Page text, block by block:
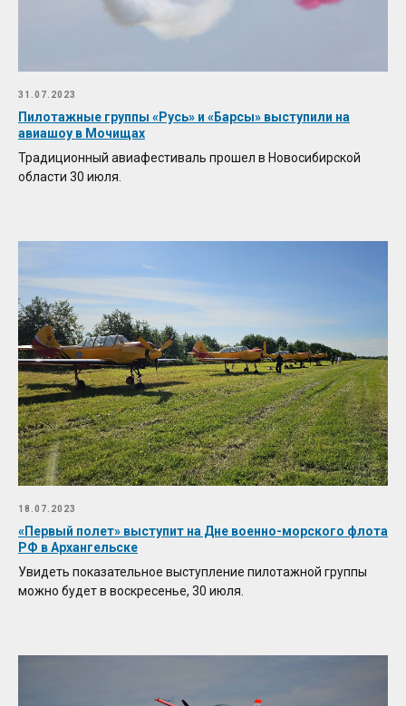
31.07.2023
Пилотажные группы «Русь» и «Барсы» выступили на
авиашоу в Мочищах
Традиционный авиафестиваль прошел в Новосибирской
области 30 июля.
18.07.2023
«Первый полет» выступит на Дне военно-морского флота
РФ в Архангельске
Увидеть показательное выступление пилотажной группы
можно будет в воскресенье, 30 июля.